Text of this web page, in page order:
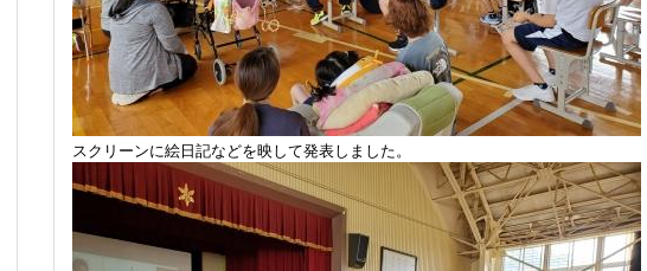
スクリーンに絵日記などを映して発表しました。